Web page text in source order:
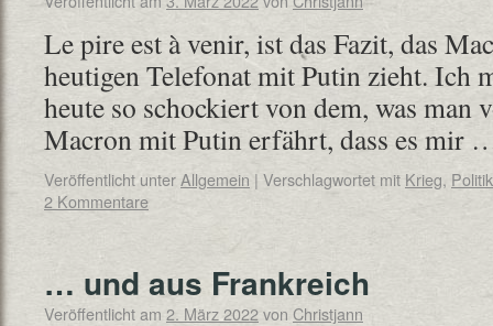
Le pire est à venir, ist das Fazit, das
heutigen Telefonat mit Putin zieht. Ich
heute so schockiert von dem, was man
Macron mit Putin erfährt, dass es mir
Veröffentlicht unterAllgemein | Verschlagwortet mit Krieg, Politik
2 Kommentare
… und aus Frankreich
Veröffentlicht am 2. März 2022von Christjann